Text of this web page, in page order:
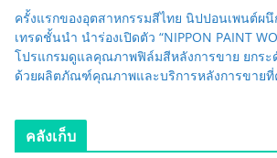
ครั้งแรกของอุตสาหกรรมสีไทย นิปปอนเพนต์ผ
เทรดชั้นนำ นำร่องเปิดตัว “NIPPON PAINT
โปรแกรมดูแลคุณภาพฟิล์มสีหลังการขาย ยกระ
ด้วยผลิตภัณฑ์คุณภาพและบริการหลังการขายที่
คลังเก็บ